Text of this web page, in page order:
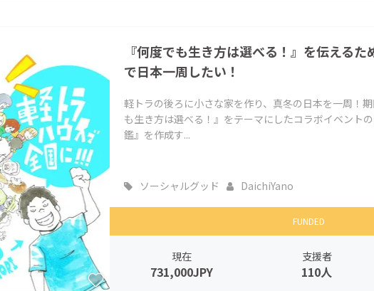
『何度でも生き方は選べる！』を伝える
で日本一周したい！
軽トラの後ろに小さな家を作り、真冬の日本を一周！
も生き方は選べる！』をテーマにしたコラボイベント
鑑』を作成す...
ソーシャルグッド DaichiYano
FUNDED
現在
731,000JPY
支援者
110人